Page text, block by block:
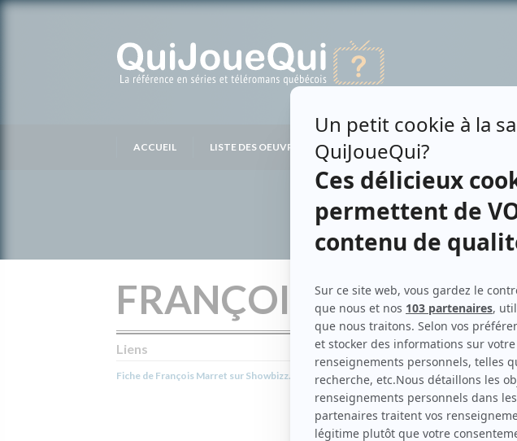
ACCUEIL LISTE DES OEUVRES LISTE DES PERSONNES
FRANÇOIS MARRET
Liens
Fiche de François Marret sur Showbizz.net
Personnages
Les Intrépides(